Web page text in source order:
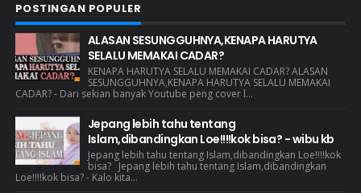
POSTINGAN POPULER
ALASAN SESUNGGUHNYA,KENAPA HARUTYA
SELALU MEMAKAI CADAR?
KENAPA HARUTYA SELALU MEMAKAI CADAR? ALASAN
SESUNGGUHNYA,KENAPA HARUTYA SELALU MEMAKAI
CADAR? - Dari sekian banyak Youtube peng cover l...
Jepang lebih tahu tentang
Islam,dibandingkan Loe!!!!kok bisa? - wibu kb
Jepang lebih tahu tentang Islam,dibandingkan Loe!!!!kok
bisa? Jepang lebih tahu tentang Islam,dibandingkan
Loe!!!!kok bisa? - Kalo kita...